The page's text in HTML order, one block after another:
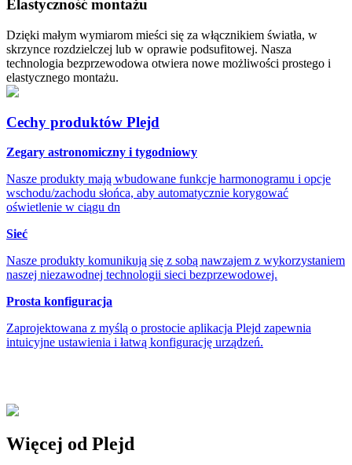
Elastyczność montażu
Dzięki małym wymiarom mieści się za włącznikiem światła, w
skrzynce rozdzielczej lub w oprawie podsufitowej. Nasza
technologia bezprzewodowa otwiera nowe możliwości prostego i
elastycznego montażu.
Cechy produktów Plejd
Zegary astronomiczny i tygodniowy
Nasze produkty mają wbudowane funkcje harmonogramu i opcje
wschodu/zachodu słońca, aby automatycznie korygować
oświetlenie w ciągu dn
Sieć
Nasze produkty komunikują się z sobą nawzajem z wykorzystaniem
naszej niezawodnej technologii sieci bezprzewodowej.
Prosta konfiguracja
Zaprojektowana z myślą o prostocie aplikacja Plejd zapewnia
intuicyjne ustawienia i łatwą konfigurację urządzeń.
Więcej od Plejd